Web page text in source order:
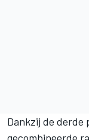
Dankzij de derde